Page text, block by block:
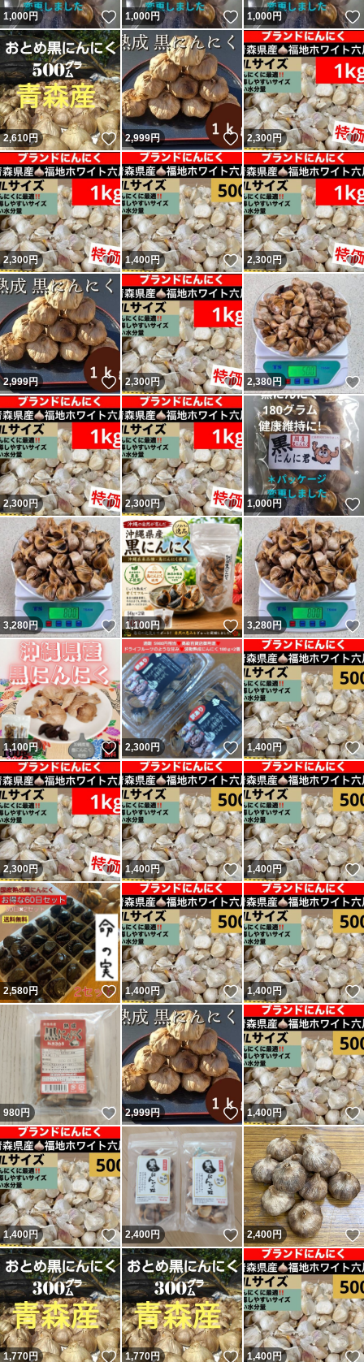
1,000円 いいね！
1,000円 いいね！
1,000円
2,610円 いいね！
2,999円 いいね！
2,300円
2,300円 いいね！
1,400円 いいね！
2,300円
2,999円 いいね！
2,300円 いいね！
2,380円
2,300円 いいね！
2,300円 いいね！
1,000円
3,280円 いいね！
1,100 円 いいね！
3,280円
1,100円 いいね！
2,300円 いいね！
1,400円
2,300円 いいね！
1,400円 いいね！
1,400円
2,580円 いいね！
1,400円 いいね！
1,400円
980円 いいね！
2,999円 いいね！
1,400円
1,400円 いいね！
2,400円 いいね！
2,400円
1,770円 いいね！
1,770円 いいね！
1,400円